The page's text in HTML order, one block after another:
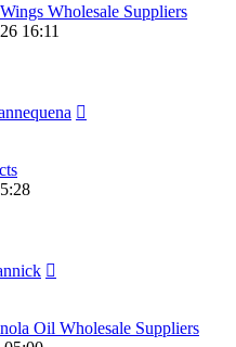
Wholesale Suppliers
16:11
Oil Wholesale Suppliers